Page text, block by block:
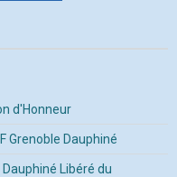
d'Honneur
Grenoble Dauphiné
Libéré du